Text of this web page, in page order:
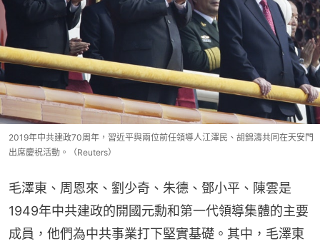
2019年中共建政70周年，習近平與兩位前任領導人江澤民、胡錦濤共同在天安門
出席慶祝活動。（Reuters）
毛澤東、周恩來、劉少奇、朱德、鄧小平、陳雲是
1949年中共建政的開國元勳和第一代領導集體的主要
成員，他們為中共事業打下堅實基礎。其中，毛澤東